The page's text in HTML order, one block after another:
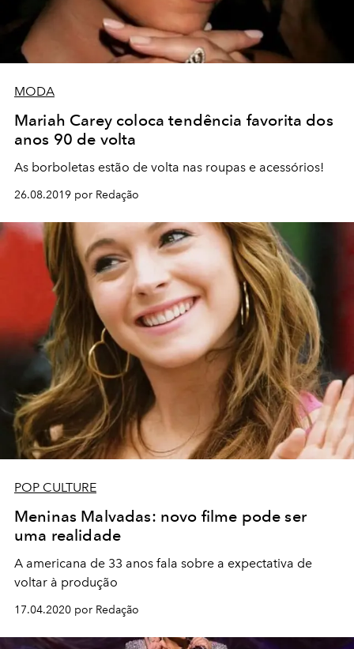
MODA
Mariah Carey coloca tendência favorita dos
anos 90 de volta
As borboletas estão de volta nas roupas e acessórios!
26.08.2019 por Redação
POP CULTURE
Meninas Malvadas: novo filme pode ser
uma realidade
A americana de 33 anos fala sobre a expectativa de
voltar à produção
17.04.2020 por Redação